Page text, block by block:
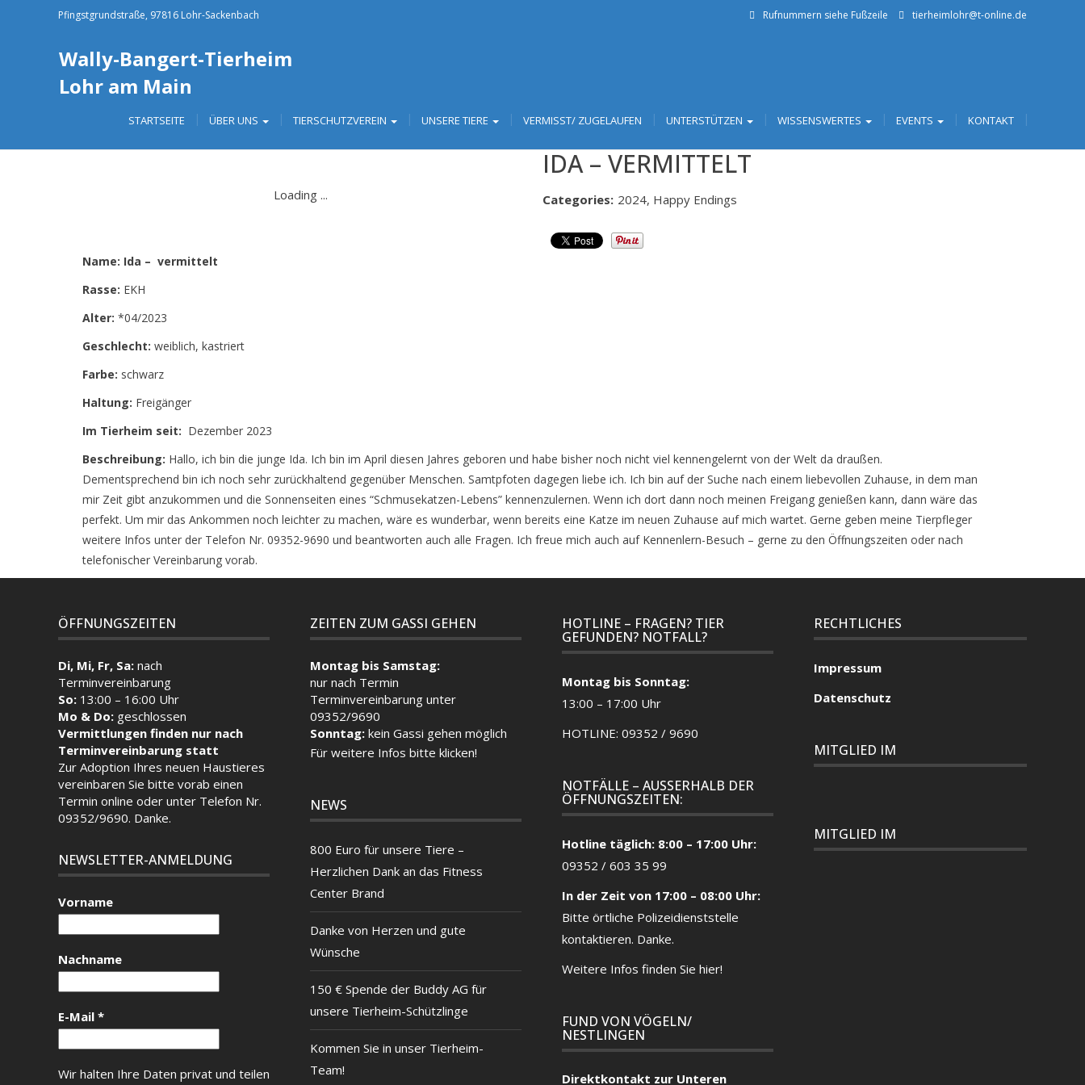
Pfingstgrundstraße, 97816 Lohr-Sackenbach Rufnummern siehe Fußzeile tierheimlohr@t-online.de
Wally-Bangert-Tierheim
Lohr am Main
STARTSEITE ÜBER UNS TIERSCHUTZVEREIN UNSERE TIERE VERMISST/ ZUGELAUFEN UNTERSTÜTZEN WISSENSWERTES EVENTS KONTAKT
IDA – VERMITTELT
Categories: 2024, Happy Endings
Name: Ida – vermittelt
Rasse: EKH
Alter: *04/2023
Geschlecht: weiblich, kastriert
Farbe: schwarz
Haltung: Freigänger
Im Tierheim seit: Dezember 2023
Beschreibung: Hallo, ich bin die junge Ida. Ich bin im April diesen Jahres geboren und habe bisher noch nicht viel kennengelernt von der Welt da draußen.
Dementsprechend bin ich noch sehr zurückhaltend gegenüber Menschen. Samtpfoten dagegen liebe ich. Ich bin auf der Suche nach einem liebevollen Zuhause, in dem man
mir Zeit gibt anzukommen und die Sonnenseiten eines “Schmusekatzen-Lebens” kennenzulernen. Wenn ich dort dann noch meinen Freigang genießen kann, dann wäre das
perfekt. Um mir das Ankommen noch leichter zu machen, wäre es wunderbar, wenn bereits eine Katze im neuen Zuhause auf mich wartet. Gerne geben meine Tierpfleger
weitere Infos unter der Telefon Nr. 09352-9690 und beantworten auch alle Fragen. Ich freue mich auch auf Kennenlern-Besuch – gerne zu den Öffnungszeiten oder nach
telefonischer Vereinbarung vorab.
ÖFFNUNGSZEITEN
Di, Mi, Fr, Sa: nach
Terminvereinbarung
So: 13:00 – 16:00 Uhr
Mo & Do: geschlossen
Vermittlungen finden nur nach
Terminvereinbarung statt
Zur Adoption Ihres neuen Haustieres
vereinbaren Sie bitte vorab einen
Termin online oder unter Telefon Nr.
09352/9690. Danke.
NEWSLETTER-ANMELDUNG
Vorname
Nachname
E-Mail *
Wir halten Ihre Daten privat und teilen
ZEITEN ZUM GASSI GEHEN
Montag bis Samstag:
nur nach Termin
Terminvereinbarung unter
09352/9690
Sonntag: kein Gassi gehen möglich
Für weitere Infos bitte klicken!
NEWS
800 Euro für unsere Tiere –
Herzlichen Dank an das Fitness
Center Brand
Danke von Herzen und gute
Wünsche
150 € Spende der Buddy AG für
unsere Tierheim-Schützlinge
Kommen Sie in unser Tierheim-
Team!
HOTLINE – FRAGEN? TIER
GEFUNDEN? NOTFALL?
Montag bis Sonntag:
13:00 – 17:00 Uhr
HOTLINE: 09352 / 9690
NOTFÄLLE – AUSSERHALB DER
ÖFFNUNGSZEITEN:
Hotline täglich: 8:00 – 17:00 Uhr:
09352 / 603 35 99
In der Zeit von 17:00 – 08:00 Uhr:
Bitte örtliche Polizeidienststelle
kontaktieren. Danke.
Weitere Infos finden Sie hier!
FUND VON VÖGELN/
NESTLINGEN
Direktkontakt zur Unteren
RECHTLICHES
Impressum
Datenschutz
MITGLIED IM
MITGLIED IM